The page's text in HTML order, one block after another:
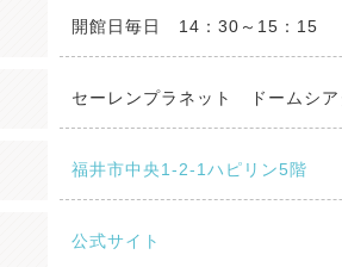
開館日毎日 14：30～15：15
セーレンプラネット ドームシア
福井市中央1-2-1ハピリン5階
公式サイト